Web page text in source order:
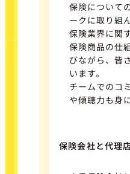
保険について
ークに取り組
保険業界に関
保険商品の仕
びながら、皆
います。
チームでのコ
や傾聴力も身
保険会社と代理